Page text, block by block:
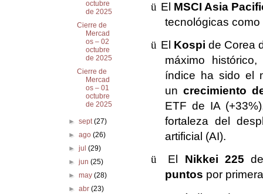
ü El MSCI Asia
tecnológicas
ü El Kospi de Corea
máximo
índice ha sido el
uncrecimiento
ETF de IA
fortaleza del
artificial (AI).
ü
El Nikkei 225
puntos por
octubre
de 2025
Cierre de
Mercad
os – 02
octubre
de 2025
Cierre de
Mercad
os – 01
octubre
de 2025
► sept(27)
► ago (26)
► jul (29)
► jun (25)
► may (28)
► abr (23)